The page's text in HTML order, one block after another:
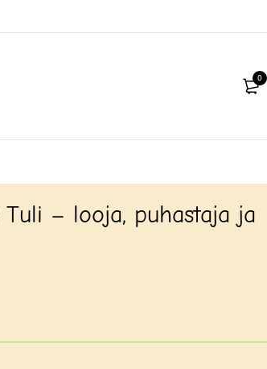
0
Tuli – looja, puhastaja ja